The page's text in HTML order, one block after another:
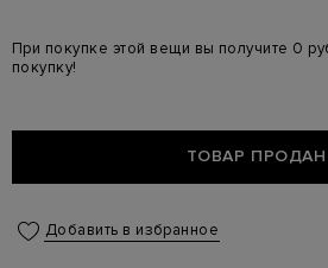
При покупке этой вещи вы получите 0
покупку!
ТОВАР ПРОДАН
Добавить в избранное